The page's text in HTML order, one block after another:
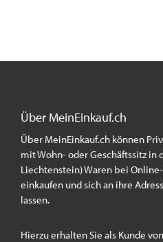
Über MeinEinkauf.ch
Über MeinEinkauf.ch können
mit Wohn- oder Geschäftssitz in
Liechtenstein) Waren bei
einkaufen und sich an ihre
lassen.
Hierzu erhalten Sie als Kunde